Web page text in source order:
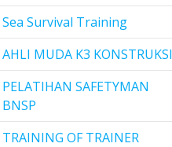
Sea Survival Training
AHLI MUDA K3 KONSTRUKSI
PELATIHAN SAFETYMAN
BNSP
TRAINING OF TRAINER